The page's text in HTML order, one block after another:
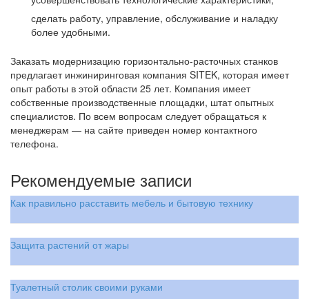
сделать работу, управление, обслуживание и наладку
более удобными.
Заказать модернизацию горизонтально-расточных станков
предлагает инжиниринговая компания SITEK, которая имеет
опыт работы в этой области 25 лет. Компания имеет
собственные производственные площадки, штат опытных
специалистов. По всем вопросам следует обращаться к
менеджерам — на сайте приведен номер контактного
телефона.
Рекомендуемые записи
Как правильно расставить мебель и бытовую технику
Защита растений от жары
Туалетный столик своими руками